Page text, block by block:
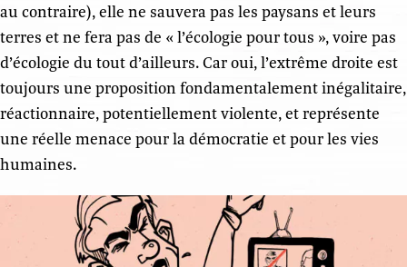
au contraire), elle ne sauvera pas les paysans et leurs
terres et ne fera pas de « l’écologie pour tous », voire pas
d’écologie du tout d’ailleurs. Car oui, l’extrême droite est
toujours une proposition fondamentalement inégalitaire,
réactionnaire, potentiellement violente, et représente
une réelle menace pour la démocratie et pour les vies
humaines.